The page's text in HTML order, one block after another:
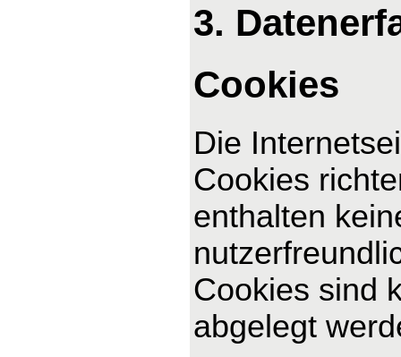
3.
Cookies
Die
Cookies
enthalten
Cookies sind
abgelegt